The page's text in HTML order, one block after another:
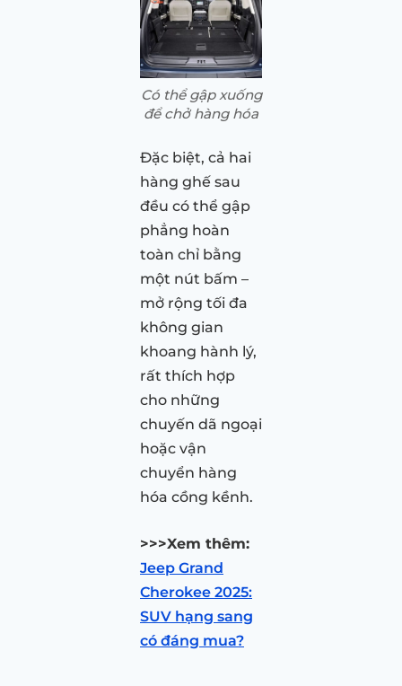
Có thể gập xuống
để chở hàng hóa
Đặc biệt, cả hai
hàng ghế sau
đều có thể gập
phẳng hoàn
toàn chỉ bằng
một nút bấm –
mở rộng tối đa
không gian
khoang hành lý,
rất thích hợp
cho những
chuyến dã ngoại
hoặc vận
chuyển hàng
hóa cồng kềnh.
>>>Xem thêm:
Jeep Grand
Cherokee 2025:
SUV hạng sang
có đáng mua?